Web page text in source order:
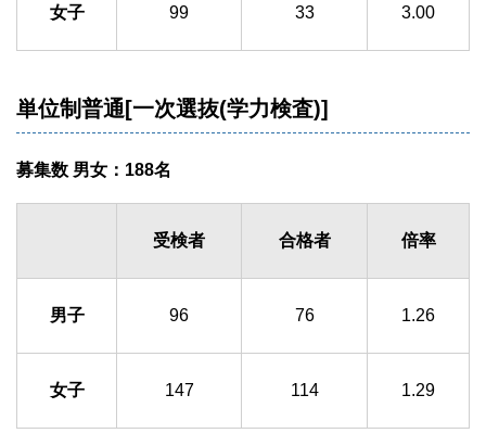
女子 99 33 3.00
単位制普通[一次選抜(学力検査)]
募集数 男女：188名
受検者 合格者 倍率
男子 96 76 1.26
女子 147 114 1.29